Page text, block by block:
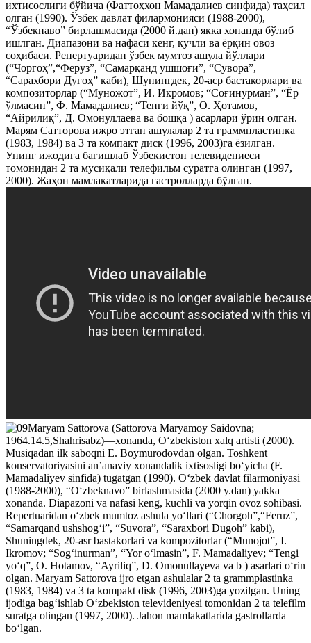
ихтисослиги бўйича (Фаттоҳхон Мамадалиев синфида) таҳсил
олган (1990). Ўзбек давлат филармонияси (1988-2000),
“Ўзбекнаво” бирлашмасида (2000 й.дан) якка хонанда бўлиб
ишлган. Диапазони ва нафаси кенг, кучли ва ёрқин овоз
соҳибаси. Репертуаридан ўзбек мумтоз ашула йўллари
(“Чоргоҳ”,“Феруз”, “Самарқанд ушшоғи”, “Сувора”,
“Сарахбори Дугоҳ” каби), Шунингдек, 20-аср бастакорлари ва
композиторлар (“Муножот”, И. Икромов; “Соғинурман”, “Ёр
ўлмасин”, Ф. Мамадалиев; “Тенги йўқ”, О. Ҳотамов,
“Aйрилиқ”, Д. Омонуллаева ва бошқа ) асарлари ўрин олган.
Марям Сатторова ижро этган ашулалар 2 та граммпластинка
(1983, 1984) ва 3 та компакт диск (1996, 2003)га ёзилган.
Унинг ижодига бағишлаб Ўзбекистон телевидениеси
томонидан 2 та мусиқали телефильм суратга олинган (1997,
2000). Жаҳон мамлакатларида гастролларда бўлган.
Maryam Sattorova (Sattorova Maryamoy Saidovna;
1964.14.5,Shahrisabz)—xonanda, O‘zbekiston xalq artisti (2000).
Musiqadan ilk saboqni E. Boymurodovdan olgan. Toshkent
konservatoriyasini an’anaviy xonandalik ixtisosligi bo‘yicha (F.
Mamadaliyev sinfida) tugatgan (1990). O‘zbek davlat filarmoniyasi
(1988-2000), “O‘zbeknavo” birlashmasida (2000 y.dan) yakka
xonanda. Diapazoni va nafasi keng, kuchli va yorqin ovoz sohibasi.
Repertuaridan o‘zbek mumtoz ashula yo‘llari (“Chorgoh”,“Feruz”,
“Samarqand ushshog‘i”, “Suvora”, “Saraxbori Dugoh” kabi),
Shuningdek, 20-asr bastakorlari va kompozitorlar (“Munojot”, I.
Ikromov; “Sog‘inurman”, “Yor o‘lmasin”, F. Mamadaliyev; “Tengi
yo‘q”, O. Hotamov, “Ayriliq”, D. Omonullayeva va b ) asarlari o‘rin
olgan. Maryam Sattorova ijro etgan ashulalar 2 ta grammplastinka
(1983, 1984) va 3 ta kompakt disk (1996, 2003)ga yozilgan. Uning
ijodiga bag‘ishlab O‘zbekiston televideniyesi tomonidan 2 ta telefilm
suratga olingan (1997, 2000). Jahon mamlakatlarida gastrollarda
bo‘lgan.